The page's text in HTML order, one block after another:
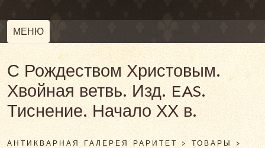
МЕНЮ
С Рождеством Христовым.
Хвойная ветвь. Изд. EAS.
Тиснение. Начало ХХ в.
АНТИКВАРНАЯ ГАЛЕРЕЯ РАРИТЕТ >ТОВАРЫ >